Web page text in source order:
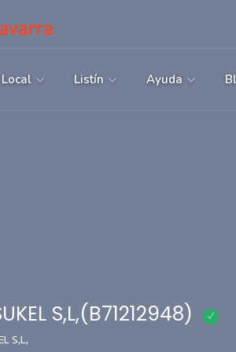
Listín Ayuda
S,L,(B71212948)
S,L,